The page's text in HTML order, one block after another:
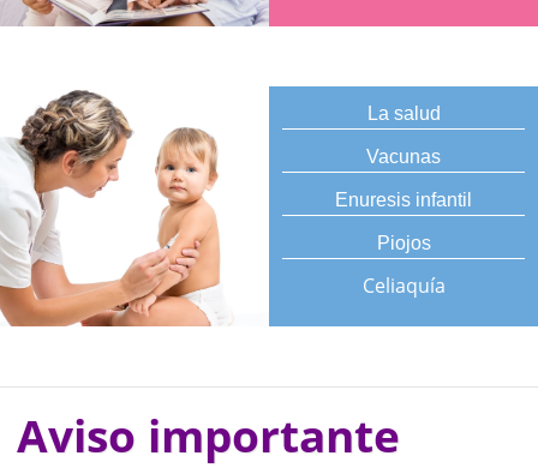
La salud
Vacunas
Enuresis infantil
Piojos
Celiaquía
Aviso importante